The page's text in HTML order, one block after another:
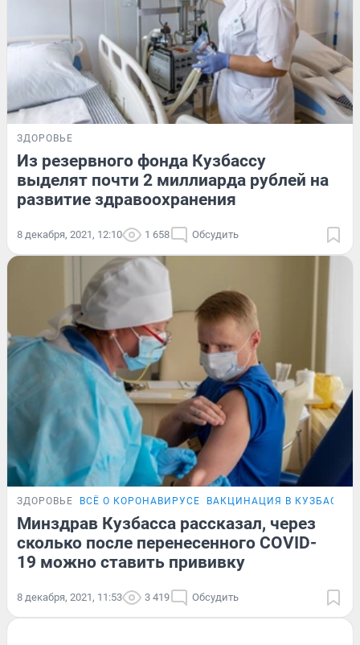
ЗДОРОВЬЕ
Из резервного фонда Кузбассу
выделят почти 2 миллиарда рублей на
развитие здравоохранения
8 декабря, 2021, 12:10 1 658 Обсудить
ЗДОРОВЬЕ ВСЁ О КОРОНАВИРУСЕ ВАКЦИНАЦИЯ В КУЗБАССЕ
Минздрав Кузбасса рассказал, через
сколько после перенесенного COVID-
19 можно ставить прививку
8 декабря, 2021, 11:53 3 419 Обсудить